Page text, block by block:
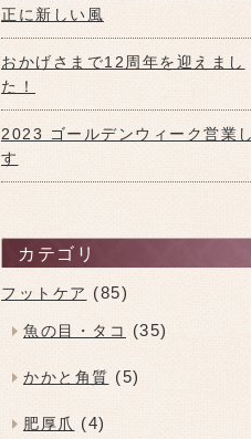
正に新しい風
おかげさまで12周年を迎えまし
た！
2023 ゴールデンウィーク営業
す
カテゴリ
フットケア (85)
魚の目・タコ (35)
かかと角質 (5)
肥厚爪 (4)